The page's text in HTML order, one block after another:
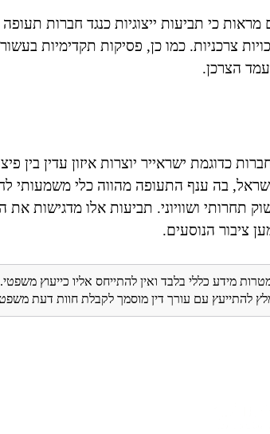
כי תביעות ייצוגיות כנגד חברות
צרכניות. כמו כן, פסיקות תקדימיות
הצרכן.
כדוגמת ישראייר יוצרות איזון עדין בין
בה ענף התעופה מהווה כלי משמעותי
תחרותי ושוויוני. תביעות אלו מדגישות את
ציבור הנוסעים.
מידע כללי בלבד ואין להתייחס אליו כייעוץ
להתייעץ עם עורך דין מוסמך לקבלת חוות דעת